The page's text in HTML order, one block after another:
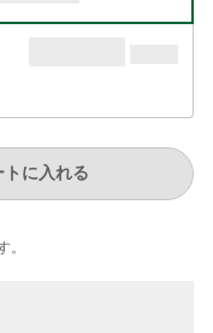
トに入れる
。